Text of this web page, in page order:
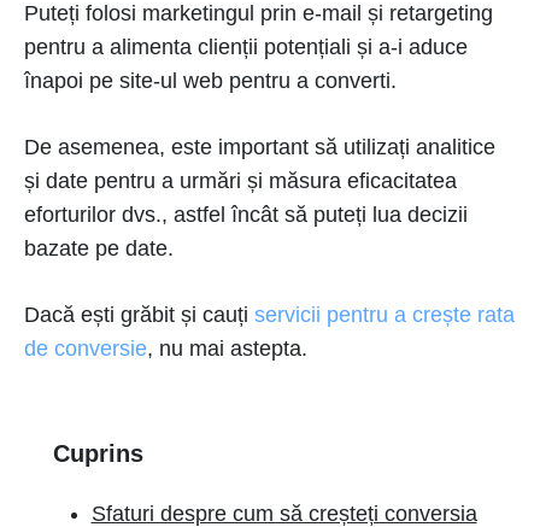
Puteți folosi marketingul prin e-mail și retargeting
pentru a alimenta clienții potențiali și a-i aduce
înapoi pe site-ul web pentru a converti.
De asemenea, este important să utilizați analitice
și date pentru a urmări și măsura eficacitatea
eforturilor dvs., astfel încât să puteți lua decizii
bazate pe date.
Dacă ești grăbit și cauți servicii pentru a crește rata
de conversie, nu mai astepta.
Cuprins
Sfaturi despre cum să creșteți conversia